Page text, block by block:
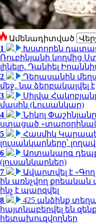
Ամենադիտված
1
Խստորեն
Ռուբինյանի կողմից
լինելը. Դանիել
2
Դերասանին
մեջ․ նա ձերբակալվել է
3
Սիլվա
մասին (Լուսանկար)
4
Նիկոլ
ստացած
5
Հասմիկ
լուսանկարները՝
6
Արտակարգ
(լուսանկարներ)
7
Ավարտվել է «Գող
ին առնչվող քրեական
ինչ է պարզվել
8
425 անձինք
հայտնաբերվել են
հետախուզվողներ